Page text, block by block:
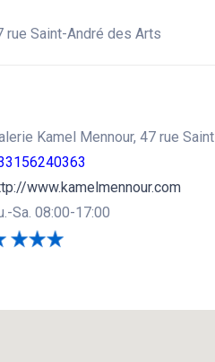
rue Saint-André des Arts
Kamel Mennour, 47 rue
www.kamelmennour.com
Sa. 08:00-17:00